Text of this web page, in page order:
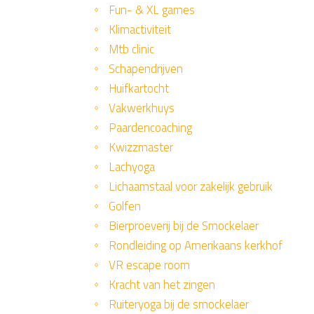
Fun- & XL games
Klimactiviteit
Mtb clinic
Schapendrijven
Huifkartocht
Vakwerkhuys
Paardencoaching
Kwizzmaster
Lachyoga
Lichaamstaal voor zakelijk gebruik
Golfen
Bierproeverij bij de Smockelaer
Rondleiding op Amerikaans kerkhof
VR escape room
Kracht van het zingen
Ruiteryoga bij de smockelaer